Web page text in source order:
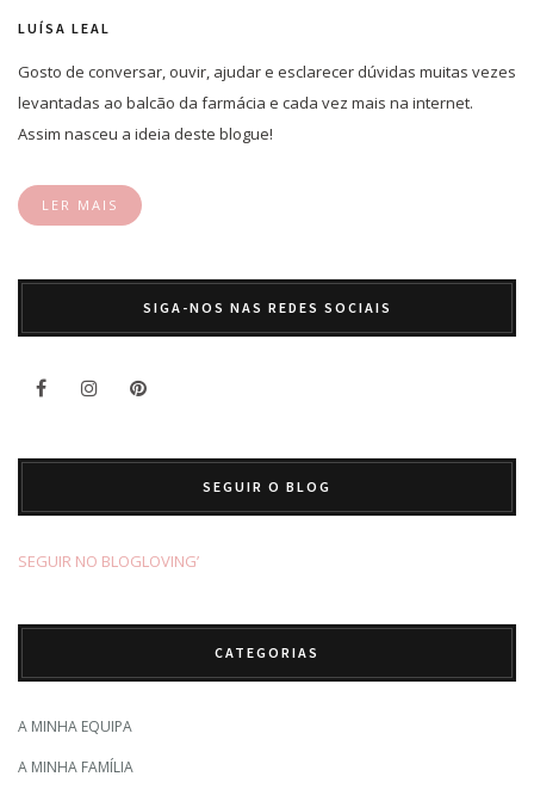
LUÍSA LEAL
Gosto de conversar, ouvir, ajudar e esclarecer dúvidas muitas vezes
levantadas ao balcão da farmácia e cada vez mais na internet.
Assim nasceu a ideia deste blogue!
LER MAIS
SIGA-NOS NAS REDES SOCIAIS
SEGUIR O BLOG
SEGUIR NO BLOGLOVING’
CATEGORIAS
A MINHA EQUIPA
A MINHA FAMÍLIA